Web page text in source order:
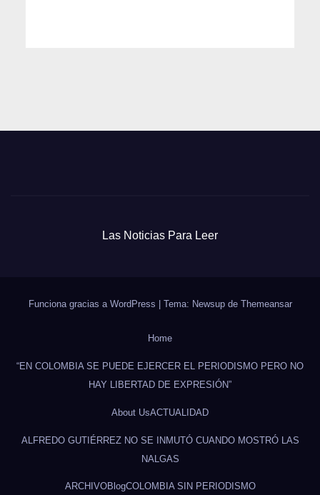
Las Noticias Para Leer
Funciona gracias a WordPress Tema: Newsup de Themeansar
Home
“EN COLOMBIA SE PUEDE EJERCER EL PERIODISMO PERO NO
HAY LIBERTAD DE EXPRESIÓN”
About UsACTUALIDAD
ALFREDO GUTIÉRREZ NO SE INMUTÓ CUANDO MOSTRÓ LAS
NALGAS
ARCHIVOBlogCOLOMBIA SIN PERIODISMO